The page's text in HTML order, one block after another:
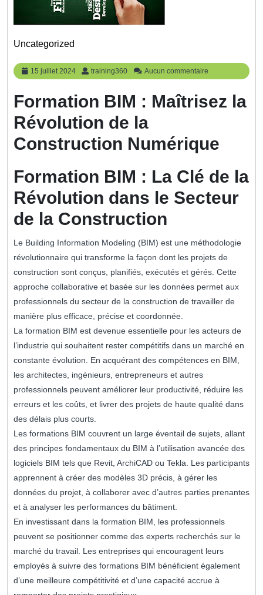
Uncategorized
15 juillet 2024
15
juillet
training360 training360
Aucun commentaire
Formation BIM : Maîtrisez la
Révolution de la
Construction Numérique
Formation BIM : La Clé de la
Révolution dans le Secteur
de la Construction
Le Building Information Modeling (BIM) est une méthodologie
révolutionnaire qui transforme la façon dont les projets de
construction sont conçus, planifiés, exécutés et gérés. Cette
approche collaborative et basée sur les données permet aux
professionnels du secteur de la construction de travailler de
manière plus efficace, précise et coordonnée.
La formation BIM est devenue essentielle pour les acteurs de
l’industrie qui souhaitent rester compétitifs dans un marché en
constante évolution. En acquérant des compétences en BIM,
les architectes, ingénieurs, entrepreneurs et autres
professionnels peuvent améliorer leur productivité, réduire les
erreurs et les coûts, et livrer des projets de haute qualité dans
des délais plus courts.
Les formations BIM couvrent un large éventail de sujets, allant
des principes fondamentaux du BIM à l’utilisation avancée des
logiciels BIM tels que Revit, ArchiCAD ou Tekla. Les participants
apprennent à créer des modèles 3D précis, à gérer les
données du projet, à collaborer avec d’autres parties prenantes
et à analyser les performances du bâtiment.
En investissant dans la formation BIM, les professionnels
peuvent se positionner comme des experts recherchés sur le
marché du travail. Les entreprises qui encouragent leurs
employés à suivre des formations BIM bénéficient également
d’une meilleure compétitivité et d’une capacité accrue à